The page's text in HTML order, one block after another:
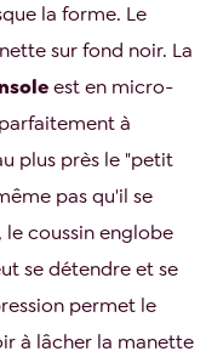
la forme. Le
sur fond noir. La
est en micro-
à
plus près le "petit
pas qu'il se
le coussin englobe
se détendre et se
permet le
à lâcher la manette